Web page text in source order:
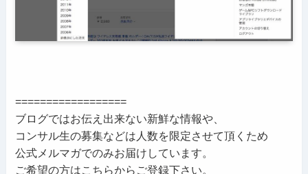
==================
ブログではお伝え出来ない新鮮な情報や、
コンサル生の募集などは人数を限定させて頂くため
公式メルマガでのみお届けしています。
ご希望の方はこちらからご登録下さい。